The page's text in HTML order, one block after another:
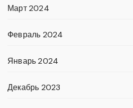
Март 2024
Февраль 2024
Январь 2024
Декабрь 2023